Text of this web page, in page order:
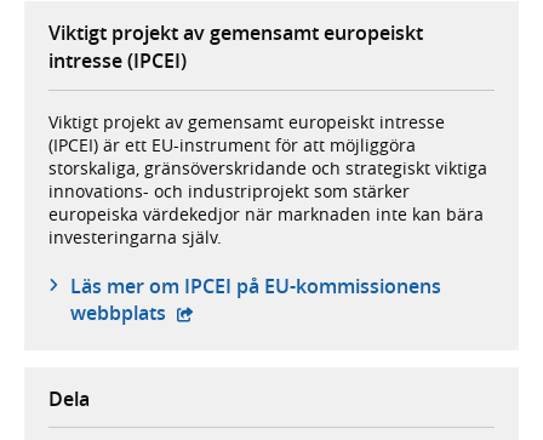
Viktigt projekt av gemensamt europeiskt
intresse (IPCEI)
Viktigt projekt av gemensamt europeiskt intresse
(IPCEI) är ett EU-instrument för att möjliggöra
storskaliga, gränsöverskridande och strategiskt viktiga
innovations- och industriprojekt som stärker
europeiska värdekedjor när marknaden inte kan bära
investeringarna själv.
Läs mer om IPCEI på EU-kommissionens
webbplats - extern webbplats,
Dela